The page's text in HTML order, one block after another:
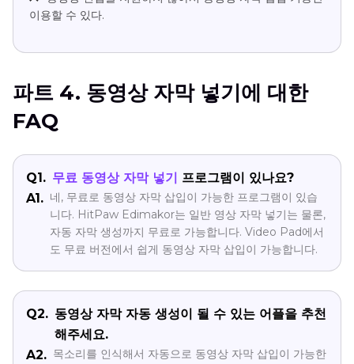
이용할 수 있다.
파트 4. 동영상 자막 넣기에 대한
FAQ
Q1. 무료 동영상 자막 넣기
프로그램이 있나요?
A1. 네, 무료로 동영상 자막 삽입이 가능한 프로그램이 있습
니다. HitPaw Edimakor는 일반 영상 자막 넣기는 물론,
자동 자막 생성까지 무료로 가능합니다. Video Pad에서
도 무료 버전에서 쉽게 동영상 자막 삽입이 가능합니다.
Q2. 동영상 자막 자동 생성이 될 수 있는 어플을 추천
해주세요.
A2. 목소리를 인식해서 자동으로 동영상 자막 삽입이 가능한